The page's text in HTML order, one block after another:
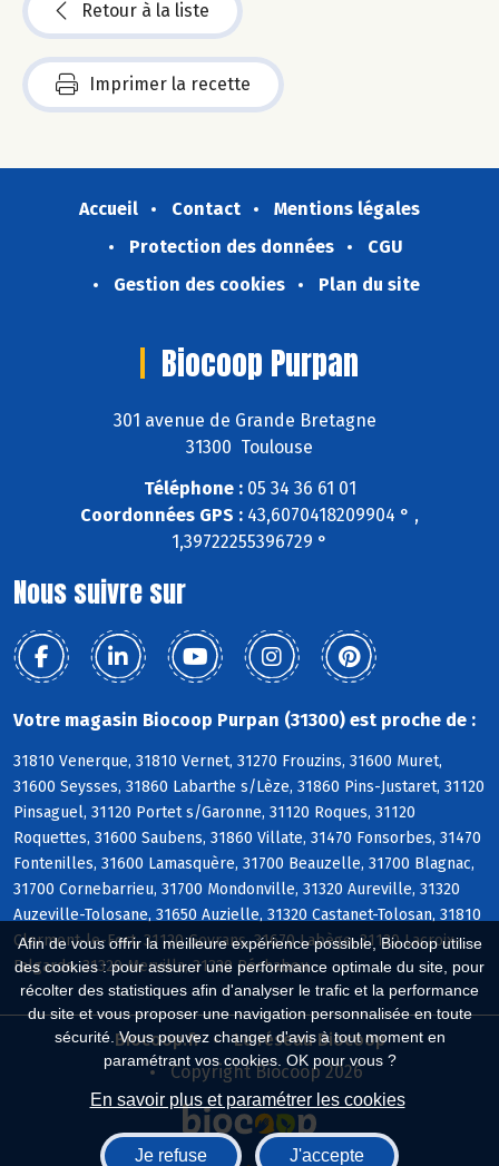
Afin de vous offrir la meilleure expérience possible, Biocoop utilise
des cookies : pour assurer une performance optimale du site, pour
récolter des statistiques afin d'analyser le trafic et la performance
du site et vous proposer une navigation personnalisée en toute
sécurité. Vous pouvez changer d'avis à tout moment en
paramétrant vos cookies. OK pour vous ?
En savoir plus et paramétrer les cookies
Je refuse J'accepte
Retour à la liste
Imprimer la recette
Accueil Contact
Mentions légales
Protection des données
CGU
Gestion des cookies
Plan du site
Biocoop Purpan
301 avenue de Grande Bretagne
31300 Toulouse
Téléphone :05 34 36 61 01
Coordonnées GPS : 43,6070418209904 ° ,
1,39722255396729 °
Nous suivre sur
Votre magasin Biocoop Purpan (31300) est proche de :
31810 Venerque, 31810 Vernet, 31270 Frouzins, 31600 Muret,
31600 Seysses, 31860 Labarthe s/Lèze, 31860 Pins-Justaret, 31120
Pinsaguel, 31120 Portet s/Garonne, 31120 Roques, 31120
Roquettes, 31600 Saubens, 31860 Villate, 31470 Fonsorbes, 31470
Fontenilles, 31600 Lamasquère, 31700 Beauzelle, 31700 Blagnac,
31700 Cornebarrieu, 31700 Mondonville, 31320 Aureville, 31320
Auzeville-Tolosane, 31650 Auzielle, 31320 Castanet-Tolosan, 31810
Clermont-le-Fort, 31120 Goyrans, 31670 Labège, 31120 Lacroix-
Falgarde, 31320 Mervilla, 31320 Péchabou
Biocoop.fr
Le réseau Biocoop
Copyright Biocoop 2026